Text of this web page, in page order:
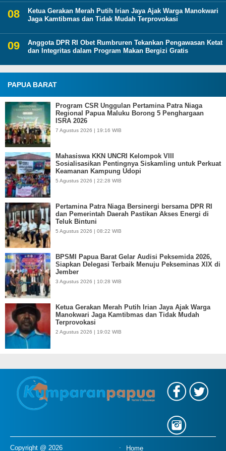
Ketua Gerakan Merah Putih Irian Jaya Ajak Warga Manokwari
Jaga Kamtibmas dan Tidak Mudah Terprovokasi
Anggota DPR RI Obet Rumbruren Tekankan Pengawasan Ketat
dan Integritas dalam Program Makan Bergizi Gratis
PAPUA BARAT
Program CSR Unggulan Pertamina Patra Niaga
Regional Papua Maluku Borong 5 Penghargaan
ISRA 2026
7 Agustus 2026 | 19:16 WIB
Mahasiswa KKN UNCRI Kelompok VIII
Sosialisasikan Pentingnya Siskamling untuk Perkuat
Keamanan Kampung Udopi
5 Agustus 2026 | 22:28 WIB
Pertamina Patra Niaga Bersinergi bersama DPR RI
dan Pemerintah Daerah Pastikan Akses Energi di
Teluk Bintuni
5 Agustus 2026 | 08:22 WIB
BPSMI Papua Barat Gelar Audisi Peksemida 2026,
Siapkan Delegasi Terbaik Menuju Pekseminas XIX di
Jember
3 Agustus 2026 | 10:28 WIB
Ketua Gerakan Merah Putih Irian Jaya Ajak Warga
Manokwari Jaga Kamtibmas dan Tidak Mudah
Terprovokasi
2 Agustus 2026 | 19:02 WIB
Copyright @ 2026 Home